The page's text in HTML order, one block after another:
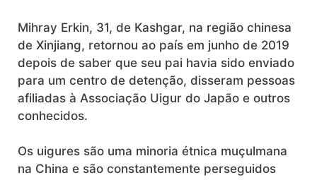
Mihray Erkin, 31, de Kashgar, na região chinesa
de Xinjiang, retornou ao país em junho de 2019
depois de saber que seu pai havia sido enviado
para um centro de detenção, disseram pessoas
afiliadas à Associação Uigur do Japão e outros
conhecidos.
Os uigures são uma minoria étnica muçulmana
na China e são constantemente perseguidos